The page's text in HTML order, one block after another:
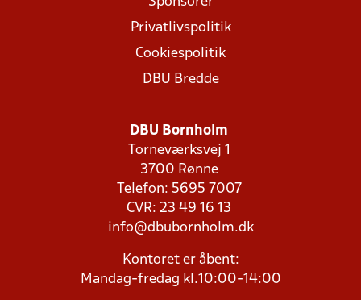
Privatlivspolitik
Cookiespolitik
DBU Bredde
DBU Bornholm
Torneværksvej 1
3700 Rønne
Telefon: 5695 7007
CVR: 23 49 16 13
info@dbubornholm.dk
Kontoret er åbent:
Mandag-fredag kl.10:00-14:00